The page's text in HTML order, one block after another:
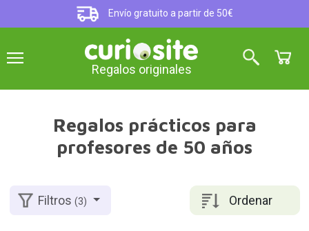
Envío gratuito a partir de 50€
Regalos originales
Regalos prácticos para
profesores de 50 años
Ordenar
Filtros(3)